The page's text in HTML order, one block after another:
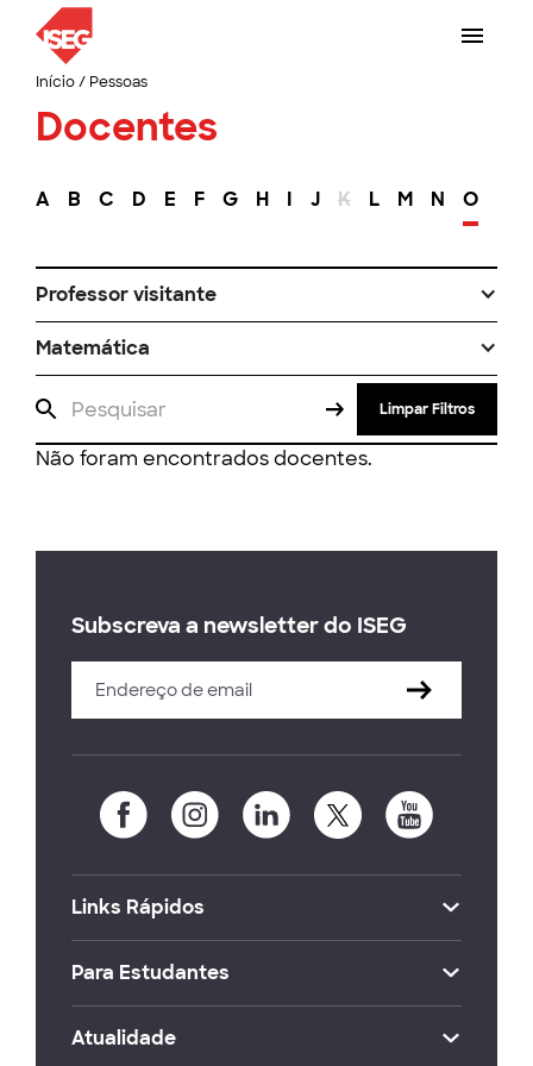
Início/ Pessoas
Docentes
A B C D E F G H I J K L M N O
Professor visitante
Matemática
Limpar Filtros
Não foram encontrados docentes.
Subscreva a newsletter do ISEG
Links Rápidos
Para Estudantes
Atualidade